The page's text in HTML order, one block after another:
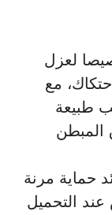
لعزل
مع
طبيعة
المبطن
حماية مرنة
التحميل